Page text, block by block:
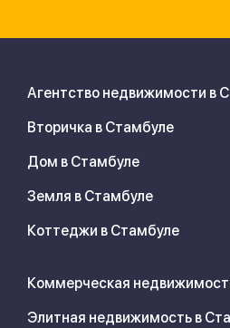
Агентство недвижимости в
Вторичка в Стамбуле
Дом в Стамбуле
Земля в Стамбуле
Коттеджи в Стамбуле
Коммерческая
Элитная недвижимость в